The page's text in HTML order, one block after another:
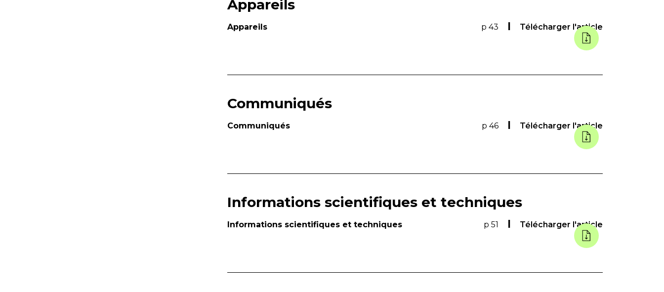
Appareils
Appareils p 43 Télécharger l'article
Communiqués
Communiqués p 46 Télécharger l'article
Informations scientifiques et techniques
Informations scientifiques et techniques p 51 Télécharger l'article